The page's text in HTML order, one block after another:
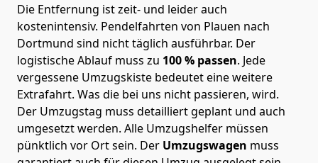
Die Entfernung ist zeit- und leider auch
kostenintensiv. Pendelfahrten von Plauen nach
Dortmund sind nicht täglich ausführbar. Der
logistische Ablauf muss zu 100 % passen. Jede
vergessene Umzugskiste bedeutet eine weitere
Extrafahrt. Was die bei uns nicht passieren, wird.
Der Umzugstag muss detailliert geplant und auch
umgesetzt werden. Alle Umzugshelfer müssen
pünktlich vor Ort sein. Der Umzugswagen muss